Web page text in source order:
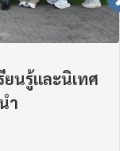
ยนรู้และนิเทศ
ำ